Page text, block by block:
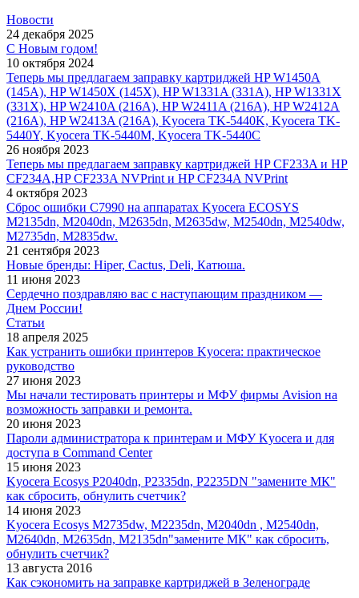
Новости
24 декабря 2025
С Новым годом!
10 октября 2024
Теперь мы предлагаем заправку картриджей HP W1450A
(145A), HP W1450X (145X), HP W1331A (331A), HP W1331X
(331X), HP W2410A (216A), HP W2411A (216A), HP W2412A
(216A), HP W2413A (216A), Kyocera TK-5440K, Kyocera TK-
5440Y, Kyocera TK-5440M, Kyocera TK-5440C
26 ноября 2023
Теперь мы предлагаем заправку картриджей HP CF233A и HP
CF234A,HP CF233A NVPrint и HP CF234A NVPrint
4 октября 2023
Сброс ошибки С7990 на аппаратах Kyocera ECOSYS
M2135dn, M2040dn, M2635dn, M2635dw, M2540dn, M2540dw,
M2735dn, M2835dw.
21 сентября 2023
Новые бренды: Hiper, Cactus, Deli, Катюша.
11 июня 2023
Сердечно поздравляю вас с наступающим праздником —
Днем России!
Статьи
18 апреля 2025
Как устранить ошибки принтеров Kyocera: практическое
руководство
27 июня 2023
Мы начали тестировать принтеры и МФУ фирмы Avision на
возможность заправки и ремонта.
20 июня 2023
Пароли администратора к принтерам и МФУ Kyocera и для
доступа в Command Center
15 июня 2023
Kyocera Ecosys P2040dn, P2335dn, P2235DN "замените МК"
как сбросить, обнулить счетчик?
14 июня 2023
Kyocera Ecosys M2735dw, M2235dn, M2040dn , M2540dn,
M2640dn, M2635dn, M2135dn"замените МК" как сбросить,
обнулить счетчик?
13 августа 2016
Как сэкономить на заправке картриджей в Зеленограде